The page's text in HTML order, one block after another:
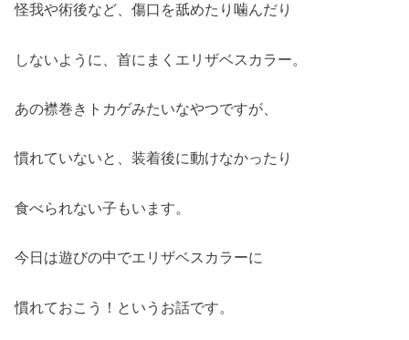
怪我や術後など、傷口を舐めたり噛んだり
しないように、首にまくエリザベスカラー。
あの襟巻きトカゲみたいなやつですが、
慣れていないと、装着後に動けなかったり
食べられない子もいます。
今日は遊びの中でエリザベスカラーに
慣れておこう！というお話です。